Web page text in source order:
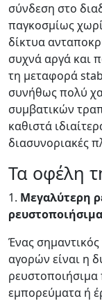
σύνδεση στο
παγκοσμίως
δίκτυα
συχνά αργά και
τη μεταφορά
συνήθως πολύ
συμβατικών
καθιστά
διασυνοριακές
Τα οφέλη
1. Μεγαλύτερη
Ένας
αγορών είναι η
ρευστοποιήσιμα
εμπορεύματα ή